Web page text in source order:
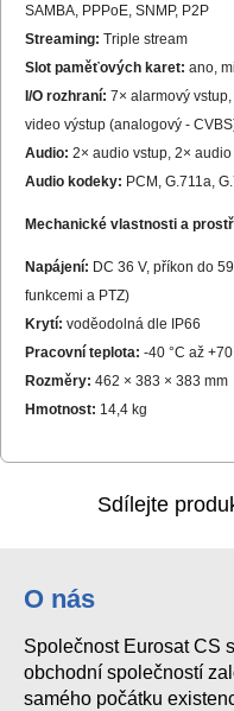
SAMBA, PPPoE, SNMP, P2P
Streaming: Triple stream
Slot paměťových karet: ano,
I/O rozhraní: 7× alarmový
video výstup (analogový -
Audio: 2× audio vstup, 2×
Audio kodeky: PCM, G.711a,
Mechanické vlastnosti a
Napájení: DC 36 V, příkon do
funkcemi a PTZ)
Krytí: voděodolná dle IP66
Pracovní teplota: -40 °C až +70
Rozměry: 462 × 383 × 383 mm
Hmotnost: 14,4 kg
Sdílejte
O nás
Společnost Eurosat CS
obchodní společností
samého počátku